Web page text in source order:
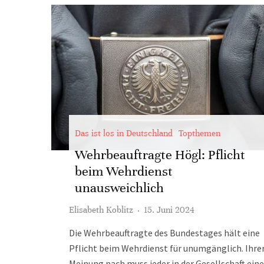
Das ist los in Deutschland Topthemen
Wehrbeauftragte Högl: Pflicht
beim Wehrdienst
unausweichlich
Elisabeth Koblitz · 15. Juni 2024
Die Wehrbeauftragte des Bundestages hält eine
Pflicht beim Wehrdienst für unumgänglich.